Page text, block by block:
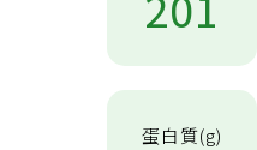
蛋白質(g)